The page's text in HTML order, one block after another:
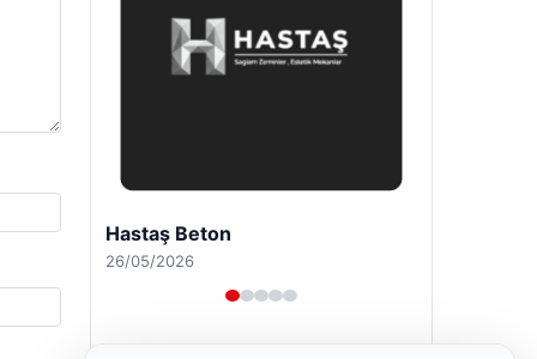
Enes Kaplan Avukatlık Bürosu
28/04/2026